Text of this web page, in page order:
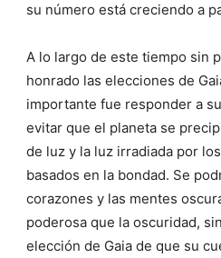
su número está creciendo a
A lo largo de este tiempo sin
honrado las elecciones de
importante fue responder a
evitar que el planeta se
de luz y la luz irradiada por
basados ​​en la bondad. Se
corazones y las mentes
poderosa que la oscuridad,
elección de Gaia de que su